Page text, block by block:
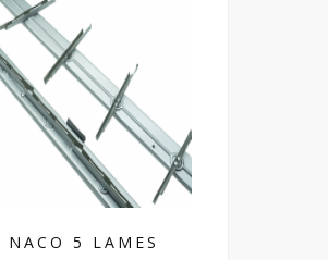
NACO 5 LAMES